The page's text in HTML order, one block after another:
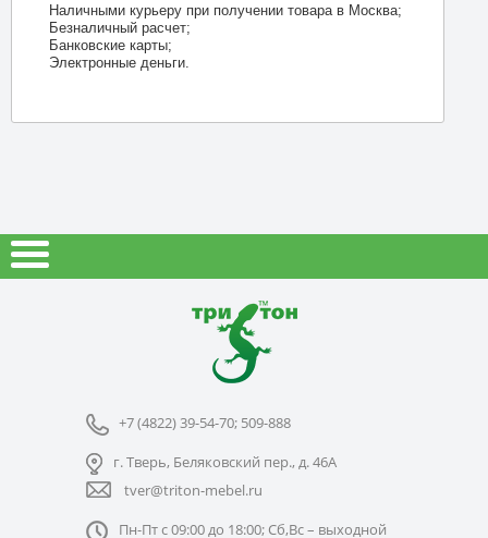
Наличными курьеру при получении товара в Москва;
Безналичный расчет;
Банковские карты;
Электронные деньги.
+7 (4822) 39-54-70; 509-888
г. Тверь, Беляковский пер., д. 46А
tver@triton-mebel.ru
Пн-Пт с 09:00 до 18:00; Сб,Вс – выходной